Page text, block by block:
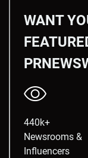
WANT
440k+
Newsrooms &
Influencers